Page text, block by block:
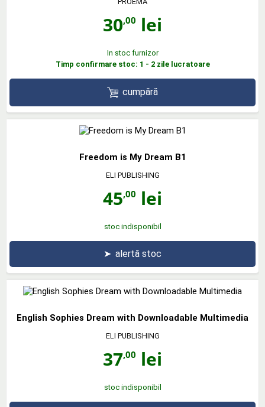
30,00 lei
In stoc furnizor
Timp confirmare stoc: 1 - 2 zile lucratoare
cumpără
Freedom is My Dream B1
ELI PUBLISHING
45,00 lei
stoc indisponibil
➤ alertă stoc
English Sophies Dream with Downloadable Multimedia
ELI PUBLISHING
37,00 lei
stoc indisponibil